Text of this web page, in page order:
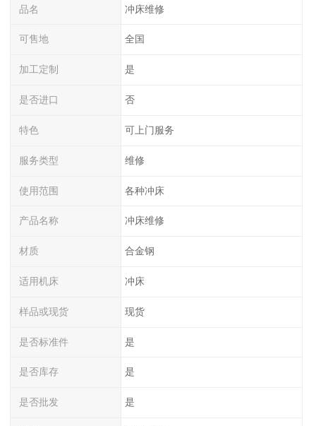
品名 冲床维修
可售地 全国
加工定制 是
是否进口 否
特色 可上门服务
服务类型 维修
使用范围 各种冲床
产品名称 冲床维修
材质 合金钢
适用机床 冲床
样品或现货 现货
是否标准件 是
是否库存 是
是否批发 是